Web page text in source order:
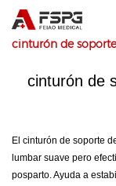
Hogar >
cinturón de
cinturón de
El cinturón de soporte
lumbar suave pero
posparto. Ayuda a